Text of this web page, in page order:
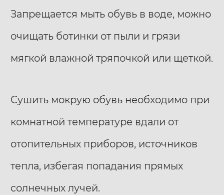
Запрещается мыть обувь в воде, можно
очищать ботинки от пыли и грязи
мягкой влажной тряпочкой или щеткой.
Сушить мокрую обувь необходимо при
комнатной температуре вдали от
отопительных приборов, источников
тепла, избегая попадания прямых
солнечных лучей.